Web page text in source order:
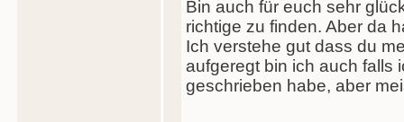
Bin auch für euch sehr
richtige zu finden. Aber da
Ich verstehe gut dass du
aufgeregt bin ich auch falls
geschrieben habe, aber